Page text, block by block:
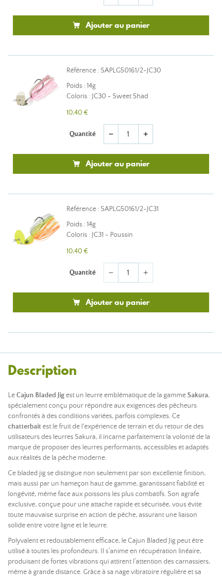
Ajouter au panier
Référence : SAPLG50161/2-JC30
Poids : 14g
Coloris : JC30 - Sweet Shad
10,40 €
Quantité remove add
Ajouter au panier
Référence : SAPLG50161/2-JC31
Poids : 14g
Coloris : JC31 - Poussin
10,40 €
Quantité remove add
Ajouter au panier
Description
LeCajun Bladed Jigest un leurre emblématique de la gammeSakura,
spécialement conçu pour répondre aux exigences des pêcheurs
confrontés à des conditions variées, parfois complexes. Ce
chatterbaitest le fruit de l'expérience de terrain et du retour de des
utilisateurs des leurres Sakura, il incarne parfaitement la volonté de la
marque de proposer des leurres performants, accessibles et adaptés
aux réalités de la pêche moderne.
Ce bladed jig se distingue non seulement par son excellente finition,
mais aussi par un hameçon haut de gamme, garantissant fiabilité et
longévité, même face aux poissons les plus combatifs. Son agrafe
exclusive, conçue pour une attache rapide et sécurisée, vous évite
toute mauvaise surprise en action de pêche, assurant une liaison
solide entre votre ligne et le leurre.
Polyvalent et redoutablement efficace, le Cajun Bladed Jig peut être
utilisé à toutes les profondeurs. Il s’anime en récupération linéaire,
produisant de fortes vibrations qui attirent l’attention des carnassiers,
même à grande distance. Grâce à sa nage vibratoire régulière et sa